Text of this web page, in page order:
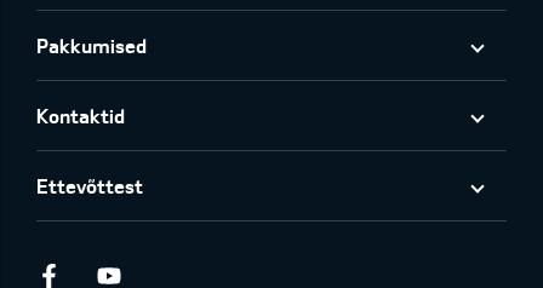
Pakkumised
Kontaktid
Ettevõttest
Facebook